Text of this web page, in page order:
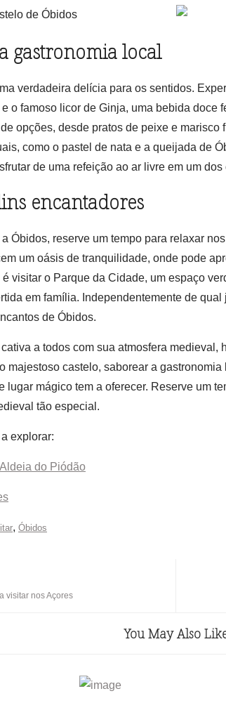
gastronomia local
verdadeira delícia para os sentidos.
o famoso licor de Ginja, uma bebida doce
opções, desde pratos de peixe e
como o pastel de nata e a queijada de
de uma refeição ao ar livre em um
encantadores
Óbidos, reserve um tempo para relaxar
um oásis de tranquilidade, onde pode
visitar o Parque da Cidade, um espaço
em família. Independentemente de
de Óbidos.
a todos com sua atmosfera
majestoso castelo, saborear a
lugar mágico tem a oferecer. Reserve um
tão especial.
explorar:
do Piódão
, Óbidos
visitar nos Açores
You May Also